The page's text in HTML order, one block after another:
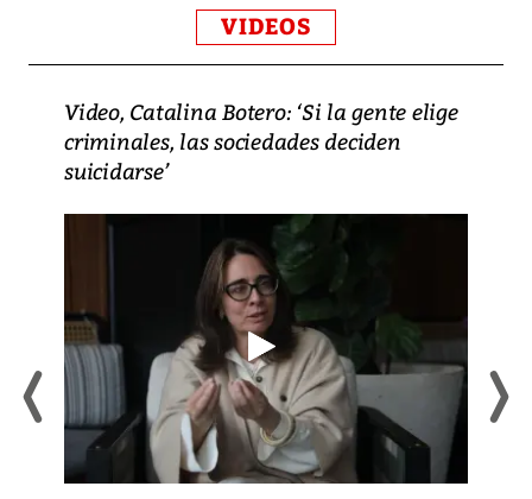
VIDEOS
Video, Catalina Botero: ‘Si la gente elige
criminales, las sociedades deciden
suicidarse’